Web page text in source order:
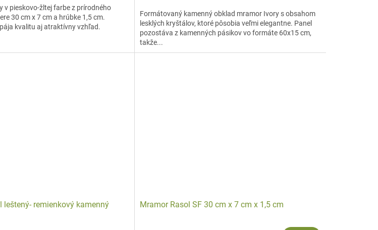
v pieskovo-žltej farbe z prírodného
30 cm x 7 cm a hrúbke 1,5 cm.
kvalitu aj atraktívny vzhľad.
Formátovaný kamenný obklad mramor Ivory s obsahom
lesklých kryštálov, ktoré pôsobia veľmi elegantne. Panel
pozostáva z kamenných pásikov vo formáte 60x15 cm,
takže...
leštený- remienkový kamenný
Mramor Rasol SF 30 cm x 7 cm x 1,5 cm